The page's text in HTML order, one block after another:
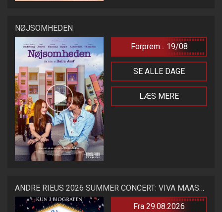
NØJSOMHEDEN
Forprem... 19/08
SE ALLE DAGE
LÆS MERE
ANDRE RIEUS 2026 SUMMER CONCERT: VIVA MAASTRICHT!
Fra 29.08.2026